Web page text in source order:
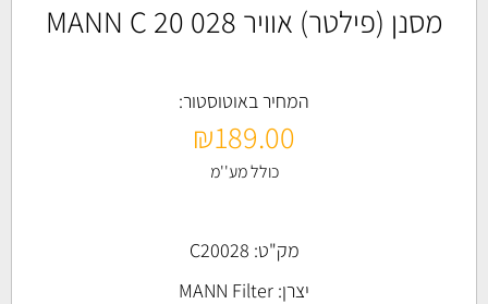
מסנן (פילטר) אוויר MANN C 20 028
המחיר באוטוסטור:
₪189.00
כולל מע''מ
מק"ט: C20028
יצרן: MANN Filter